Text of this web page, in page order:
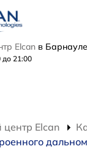
Elcan в Барнауле
до 21:00
Elcan